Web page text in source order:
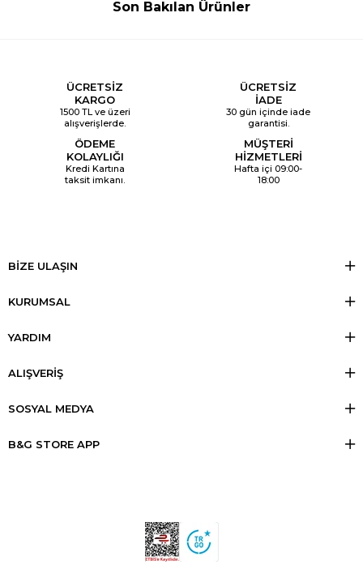
Son Bakılan Ürünler
ÜCRETSİZ
KARGO
1500 TL ve üzeri
alışverişlerde.
ÜCRETSİZ
İADE
30 gün içinde iade
garantisi.
ÖDEME
KOLAYLIĞI
Kredi Kartına
taksit imkanı.
MÜŞTERİ
HİZMETLERİ
Hafta içi 09:00-
18:00
BİZE ULAŞIN
KURUMSAL
YARDIM
ALIŞVERİŞ
SOSYAL MEDYA
B&G STORE APP